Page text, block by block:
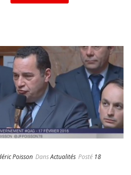
Poisson DansActualités Posté 18